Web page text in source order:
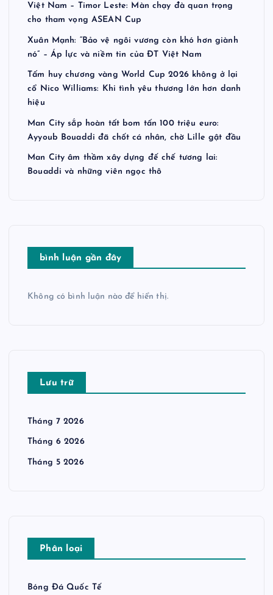
Việt Nam – Timor Leste: Màn chạy đà quan trọng
cho tham vọng ASEAN Cup
Xuân Mạnh: “Bảo vệ ngôi vương còn khó hơn giành
nó” – Áp lực và niềm tin của ĐT Việt Nam
Tấm huy chương vàng World Cup 2026 không ở lại
cổ Nico Williams: Khi tình yêu thương lớn hơn danh
hiệu
Man City sắp hoàn tất bom tấn 100 triệu euro:
Ayyoub Bouaddi đã chốt cá nhân, chờ Lille gật đầu
Man City âm thầm xây dựng đế chế tương lai:
Bouaddi và những viên ngọc thô
bình luận gần đây
Không có bình luận nào để hiển thị.
Lưu trữ
Tháng 7 2026
Tháng 6 2026
Tháng 5 2026
Phân loại
Bóng Đá Quốc Tế